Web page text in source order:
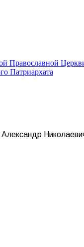
Православной
Патриархата
Александр